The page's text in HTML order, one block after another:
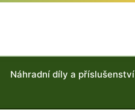
Náhradní díly a příslušenství